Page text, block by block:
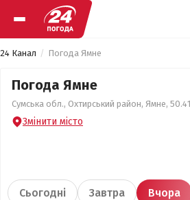
24 Канал Погода Ямне
Погода Ямне
Сумська обл., Охтирський район, Ямне,
Змінити місто
Сьогодні Завтра Вчора